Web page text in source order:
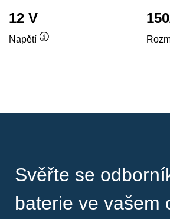
12 V
Napětí
Svěřte se
baterie ve vašem